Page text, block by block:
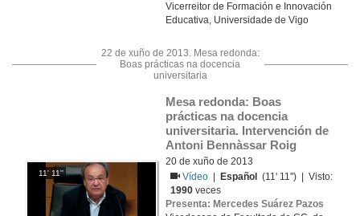
Vicerreitor de Formación e Innovación
Educativa, Universidade de Vigo
22 de xuño de 2013. Mesa redonda:
Boas prácticas na docencia
universitaria
11' 11''
Mesa redonda: Boas
prácticas na docencia
universitaria. Intervención de
Antoni Bennàssar Roig
20 de xuño de 2013
Vídeo
Español
(11' 11'') | Visto:
1990 veces
Presenta: Mercedes Suárez Pazos